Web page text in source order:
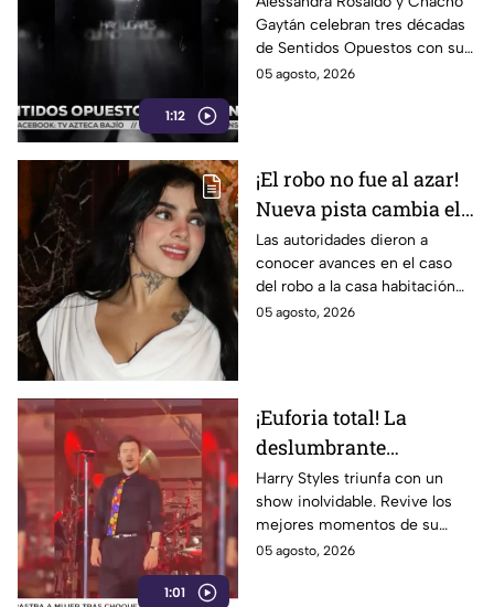
1:12
Auditorio Nacional
Gaytán celebran tres décadas
de Sentidos Opuestos con su
gira y show en el Auditorio
05 agosto, 2026
¡El robo no fue al azar!
Nueva pista cambia el
caso de Karely Ruiz;
hay un detenido
Las autoridades dieron a
conocer avances en el caso
del robo a la casa habitación
de la influencer.
05 agosto, 2026
1:01
¡Euforia total! La
deslumbrante
presentación de Harry
Styles enamora a miles
de fans
Harry Styles triunfa con un
show inolvidable. Revive los
mejores momentos de su
presentación, el setlist y la
05 agosto, 2026